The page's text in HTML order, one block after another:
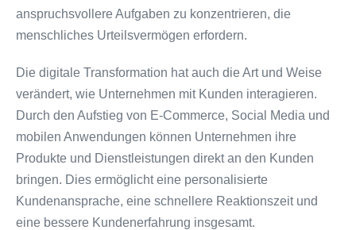
anspruchsvollere Aufgaben zu konzentrieren, die
menschliches Urteilsvermögen erfordern.
Die digitale Transformation hat auch die Art und Weise
verändert, wie Unternehmen mit Kunden interagieren.
Durch den Aufstieg von E-Commerce, Social Media und
mobilen Anwendungen können Unternehmen ihre
Produkte und Dienstleistungen direkt an den Kunden
bringen. Dies ermöglicht eine personalisierte
Kundenansprache, eine schnellere Reaktionszeit und
eine bessere Kundenerfahrung insgesamt.